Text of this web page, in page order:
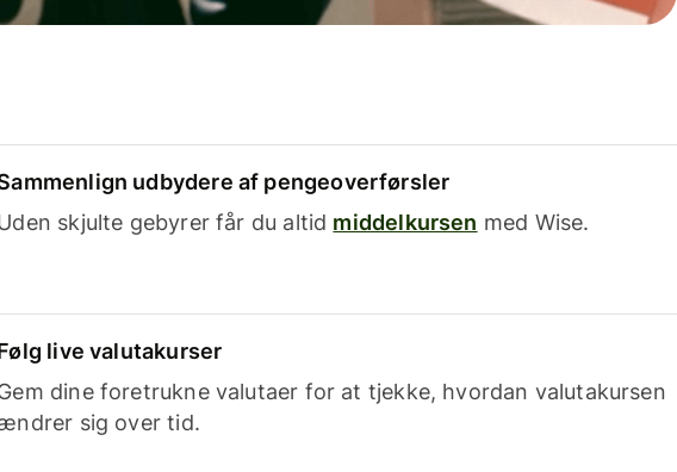
udbydere af pengeoverførsler
skjulte gebyrer får du altid middelkursen med Wise.
live valutakurser
dine foretrukne valutaer for at tjekke, hvordan valutakursen
sig over tid.